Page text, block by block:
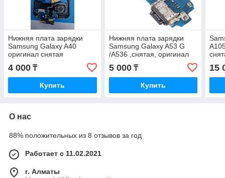
Нижняя плата зарядки
Samsung Galaxy A40
оригинал снятая
4 000 ₸
Купить
Нижняя плата зарядки
Samsung Galaxy A53 G
/A536 ,снятая, оригинал
5 000₸
Купить
15
О нас
88% положительных из 8 отзывов за год
Работает с 11.02.2021
г. Алматы